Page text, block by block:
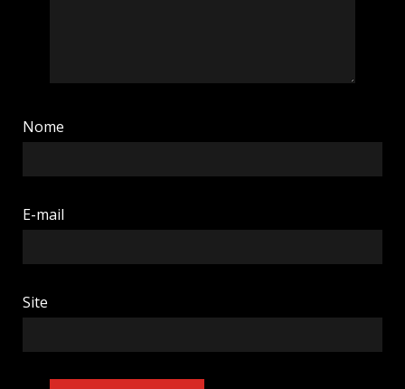
Nome
E-mail
Site